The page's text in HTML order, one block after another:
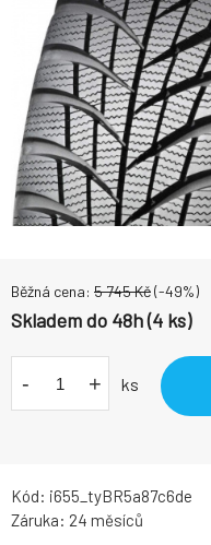
Běžná cena: 5 745Kč(-49%)
Skladem do 48h (4 ks)
- + ks
Kód: i655_tyBR5a87c6de
Záruka: 24 měsíců